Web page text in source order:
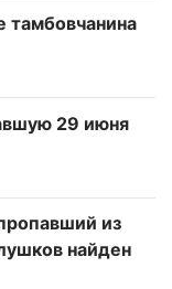
тамбовчанина
29 июня
из
найден